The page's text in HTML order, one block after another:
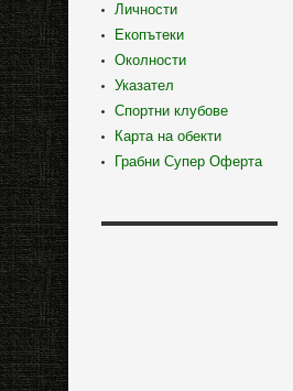
Личности
Екопътеки
Околности
Указател
Спортни клубове
Карта на обекти
Грабни Супер Оферта